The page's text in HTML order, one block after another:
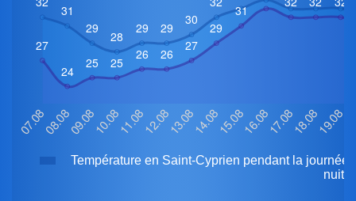
Température en Saint-Cyprien pendant la journée
nuit